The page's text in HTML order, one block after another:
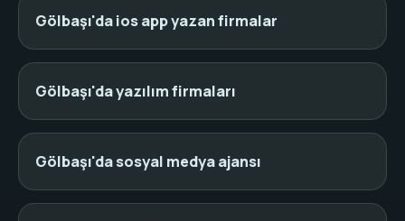
Gölbaşı'da ios app yazan firmalar
Gölbaşı'da yazılım firmaları
Gölbaşı'da sosyal medya ajansı